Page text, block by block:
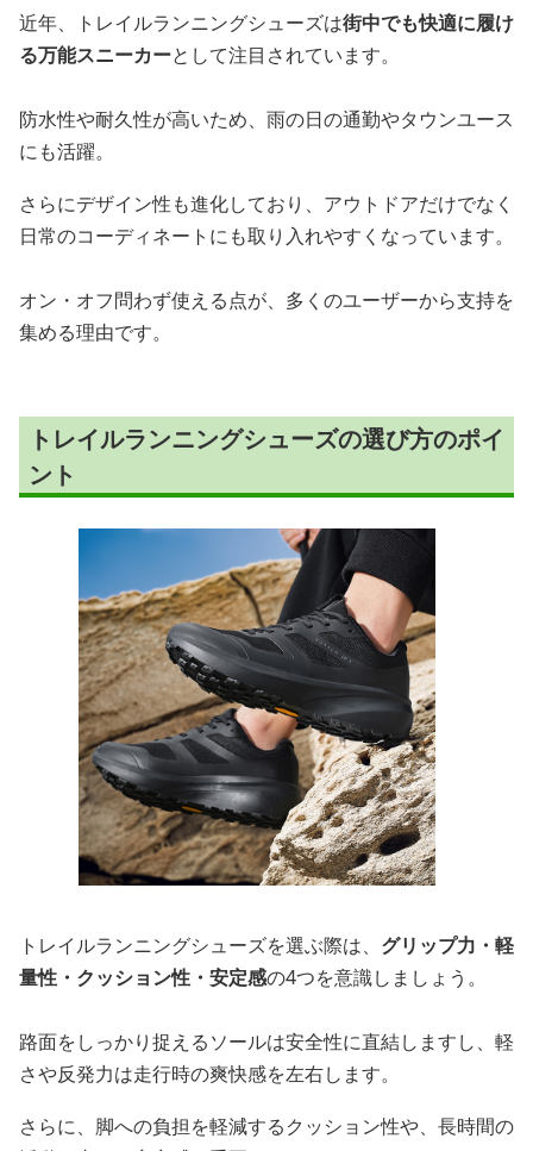
近年、トレイルランニングシューズは街中でも快適に履け
る万能スニーカーとして注目されています。
防水性や耐久性が高いため、雨の日の通勤やタウンユース
にも活躍。
さらにデザイン性も進化しており、アウトドアだけでなく
日常のコーディネートにも取り入れやすくなっています。
オン・オフ問わず使える点が、多くのユーザーから支持を
集める理由です。
トレイルランニングシューズの選び方のポイ
ント
トレイルランニングシューズを選ぶ際は、 グリップ力・軽
量性・クッション性・安定感の4つを意識しましょう。
路面をしっかり捉えるソールは安全性に直結しますし、軽
さや反発力は走行時の爽快感を左右します。
さらに、脚への負担を軽減するクッション性や、長時間の